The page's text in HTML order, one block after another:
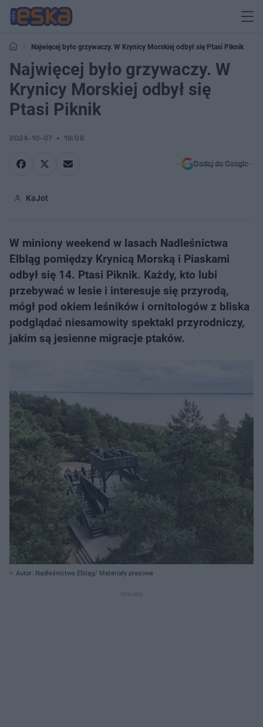
Najwięcej było grzywaczy. W Krynicy Morskiej odbył się Ptasi Piknik
Najwięcej było grzywaczy. W
Krynicy Morskiej odbył się
Ptasi Piknik
2024-10-07 16:06
Dodaj do Google
KaJot
W miniony weekend w lasach Nadleśnictwa
Elbląg pomiędzy Krynicą Morską i Piaskami
odbył się 14. Ptasi Piknik. Każdy, kto lubi
przebywać w lesie i interesuje się przyrodą,
mógł pod okiem leśników i ornitologów z bliska
podglądać niesamowity spektakl przyrodniczy,
jakim są jesienne migracje ptaków.
Autor: Nadleśnictwo Elbląg/ Materiały prasowe